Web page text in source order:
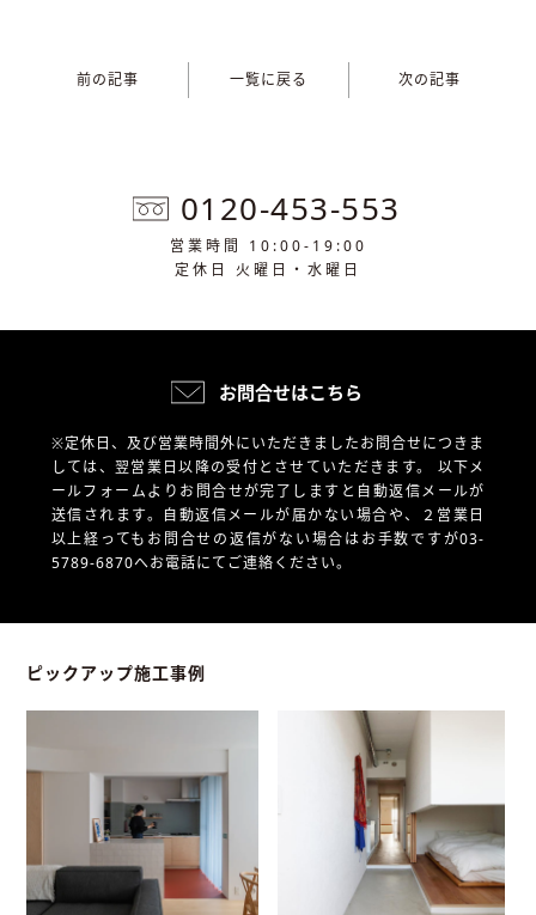
前の記事 一覧に戻る 次の記事
0120-453-553
営業時間 10:00-19:00
定休日 火曜日・水曜日
お問合せはこちら
※定休日、及び営業時間外にいただきましたお問合せにつきま
しては、翌営業日以降の受付とさせていただきます。 以下メ
ールフォームよりお問合せが完了しますと自動返信メールが
送信されます。自動返信メールが届かない場合や、
２営業日
以上経ってもお問合せの返信がない場合はお手数ですが03-
5789-6870へお電話にてご連絡ください。
ピックアップ施工事例